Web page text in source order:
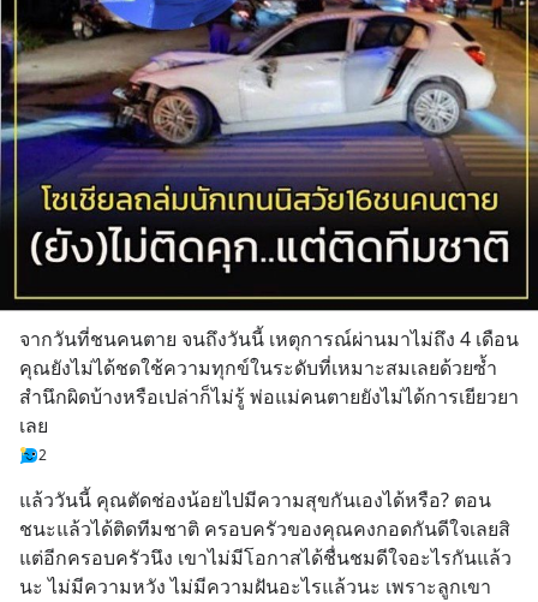
จากวันที่ชนคนตาย จนถึงวันนี้ เหตุการณ์ผ่านมาไม่ถึง 4 เดือน
คุณยังไม่ได้ชดใช้ความทุกข์ในระดับที่เหมาะสมเลยด้วยซ้ำ
สำนึกผิดบ้างหรือเปล่าก็ไม่รู้ พ่อแม่คนตายยังไม่ได้การเยียวยา
เลย
2
แล้ววันนี้ คุณตัดช่องน้อยไปมีความสุขกันเองได้หรือ? ตอน
ชนะแล้วได้ติดทีมชาติ ครอบครัวของคุณคงกอดกันดีใจเลยสิ
แต่อีกครอบครัวนึง เขาไม่มีโอกาสได้ชื่นชมดีใจอะไรกันแล้ว
นะ ไม่มีความหวัง ไม่มีความฝันอะไรแล้วนะ เพราะลูกเขา